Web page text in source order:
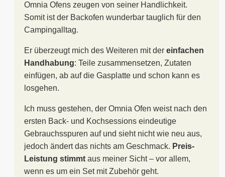
Omnia Ofens zeugen von seiner Handlichkeit.
Somit ist der Backofen wunderbar tauglich für den
Campingalltag.
Er überzeugt mich des Weiteren mit der einfachen
Handhabung: Teile zusammensetzen, Zutaten
einfügen, ab auf die Gasplatte und schon kann es
losgehen.
Ich muss gestehen, der Omnia Ofen weist nach den
ersten Back- und Kochsessions eindeutige
Gebrauchsspuren auf und sieht nicht wie neu aus,
jedoch ändert das nichts am Geschmack. Preis-
Leistung stimmt aus meiner Sicht – vor allem,
wenn es um ein Set mit Zubehör geht.